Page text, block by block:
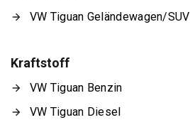
VW Tiguan Geländewagen/SUV
Kraftstoff
VW Tiguan Benzin
VW Tiguan Diesel